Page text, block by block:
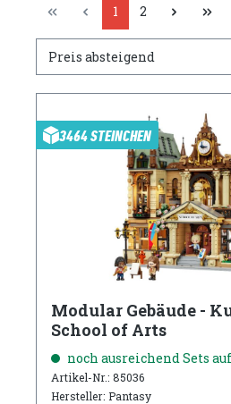
1 2
3464 STEINCHEN
Modular Gebäude -
School of Arts
noch ausreichend Sets
Artikel-Nr.: 85036
Hersteller: Pantasy